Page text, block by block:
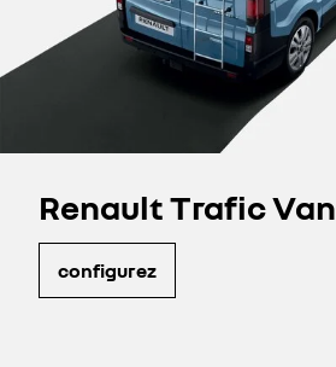
Renault Trafic Van
configurez